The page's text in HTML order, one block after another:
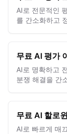
AI로 전문적인
를 간소화하고
무료 AI 평가
AI로 명확하고
분쟁 해결을 간
무료 AI 할로
AI로 빠르게 매